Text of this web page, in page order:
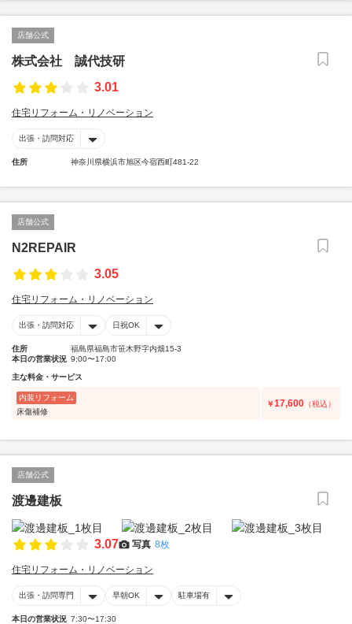
店舗公式
株式会社 誠代技研
3.01
住宅リフォーム・リノベーション
出張・訪問対応
住所 神奈川県横浜市旭区今宿西町481-22
店舗公式
N2REPAIR
3.05
住宅リフォーム・リノベーション
出張・訪問対応 日祝OK
住所
福島県福島市笹木野字内畑15-3
本日の営業状況 9:00〜17:00
主な料金・サービス
内装リフォーム
床傷補修
￥17,600 （税込）
店舗公式
渡邊建板
3.07 写真 8枚
住宅リフォーム・リノベーション
出張・訪問専門 早朝OK 駐車場有
本日の営業状況 7:30〜17:30